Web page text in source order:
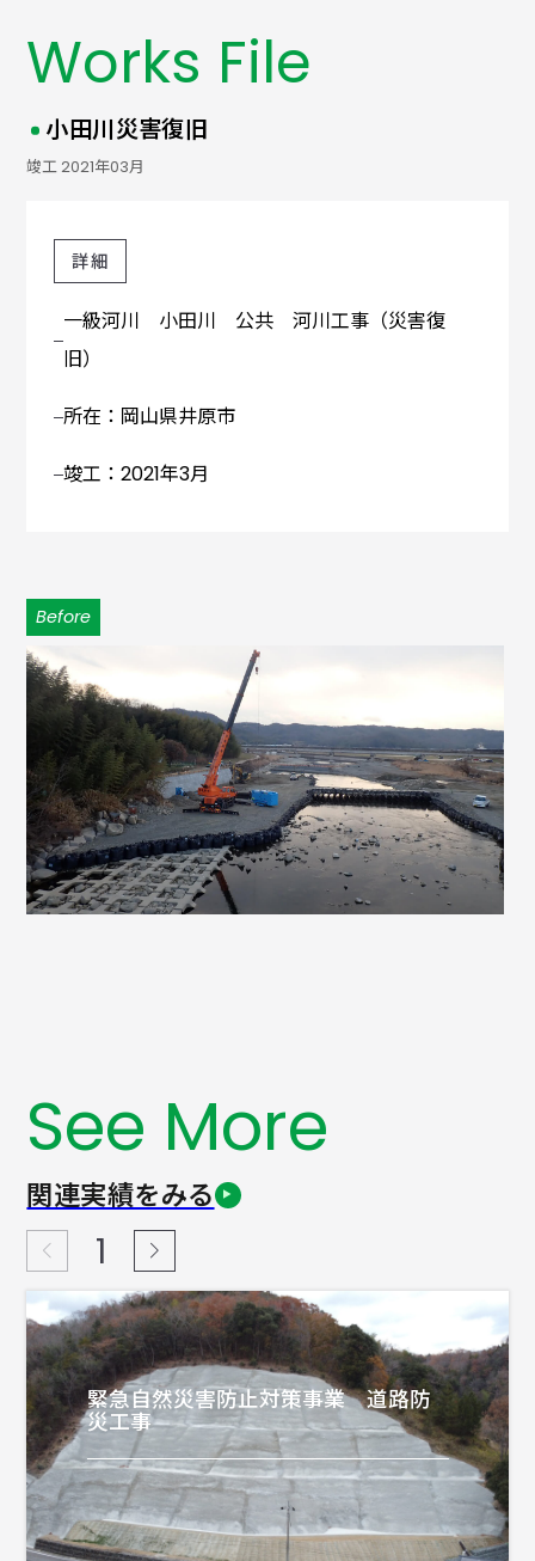
Works File
小田川災害復旧
竣工 2021年03月
一級河川 小田川 公共 河川工事（災害復
旧）
所在：岡山県井原市
竣工：2021年3月
Before
See More
関連実績をみる
1
緊急自然災害防止対策事業 道路防
災工事